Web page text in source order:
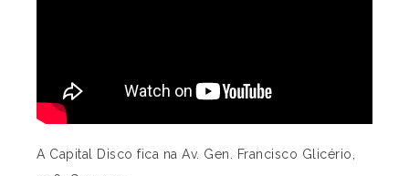
A Capital Disco fica na Av. Gen. Francisco Glicério,